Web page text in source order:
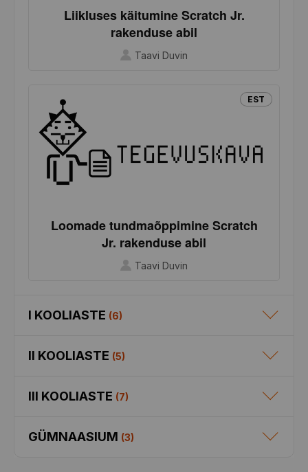
Liikluses käitumine Scratch Jr.
rakenduse abil
Taavi Duvin
EST
Loomade tundmaõppimine Scratch
Jr. rakenduse abil
Taavi Duvin
I KOOLIASTE (6)
II KOOLIASTE (5)
III KOOLIASTE (7)
GÜMNAASIUM (3)